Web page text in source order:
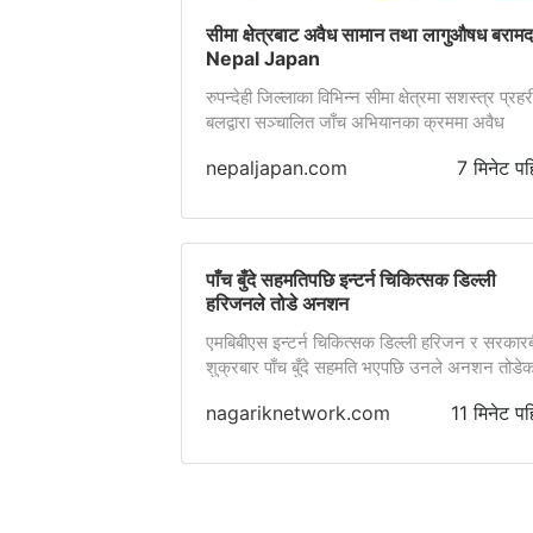
सीमा क्षेत्रबाट अवैध सामान तथा लागुऔषध
Nepal Japan
रुपन्देही जिल्लाका विभिन्न सीमा क्षेत्रमा सशस्त्र
बलद्वारा सञ्चालित जाँच अभियानका क्रममा अवैध
nepaljapan.com 7 मिनेट
पाँच बुँदे सहमतिपछि इन्टर्न चिकित्सक डिल्ली
हरिजनले तोडे अनशन
एमबिबीएस इन्टर्न चिकित्सक डिल्ली हरिजन र
शुक्रबार पाँच बुँदे सहमति भएपछि उनले अनशन
nagariknetwork.com 11 मिनेट